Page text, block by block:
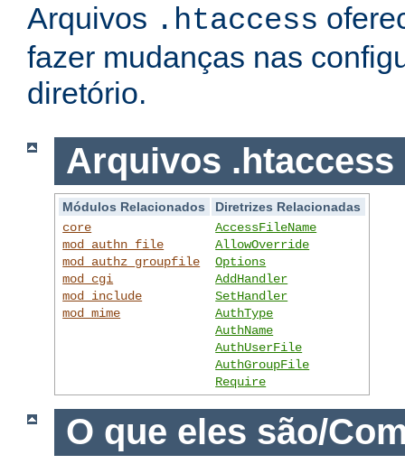
Arquivos .htaccess
fazer mudanças nas
diretório.
Arquivos .htaccess
Módulos Relacionados
Diretrizes Relacionadas
core
mod_authn_file
mod_authz_groupfile
mod_cgi
mod_include
mod_mime
AccessFileName
AllowOverride
Options
AddHandler
SetHandler
AuthType
AuthName
AuthUserFile
AuthGroupFile
Require
O que eles são/